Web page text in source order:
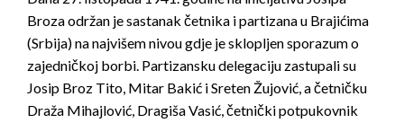
Broza održan je sastanak četnika i partizana u Brajićima
(Srbija) na najvišem nivou gdje je sklopljen sporazum o
zajedničkoj borbi. Partizansku delegaciju zastupali su
Josip Broz Tito, Mitar Bakić i Sreten Žujović, a četničku
Draža Mihajlović, Dragiša Vasić, četnički potpukovnik